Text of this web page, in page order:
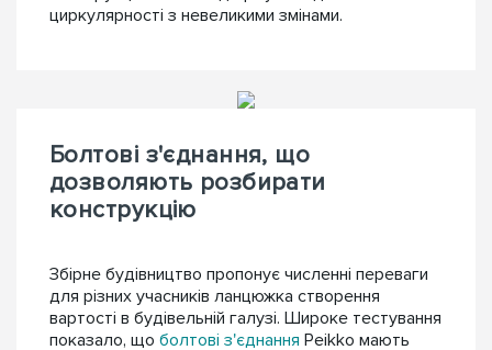
циркулярності з невеликими змінами.
Болтові з'єднання, що
дозволяють розбирати
конструкцію
Збірне будівництво пропонує численні переваги
для різних учасників ланцюжка створення
вартості в будівельній галузі. Широке тестування
показало, що болтові з'єднання Peikko мають